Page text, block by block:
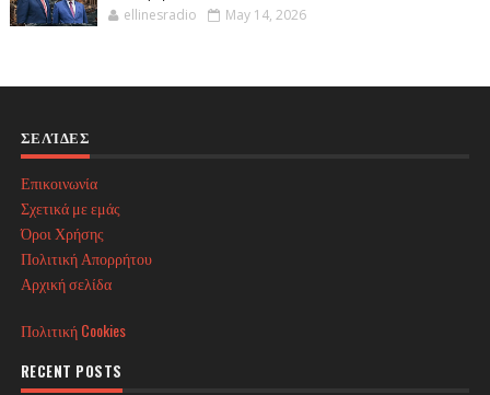
ellinesradio May 14, 2026
ΣΕΛΊΔΕΣ
Επικοινωνία
Σχετικά με εμάς
Όροι Χρήσης
Πολιτική Απορρήτου
Αρχική σελίδα
Πολιτική Cookies
RECENT POSTS